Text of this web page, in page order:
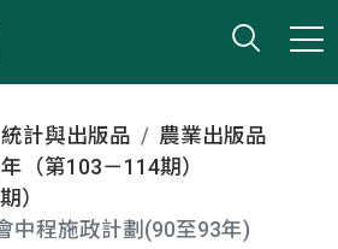
打開
小版
統計與出版品
農業出版品
（第103－114期）
）
中程施政計劃(90至93年)